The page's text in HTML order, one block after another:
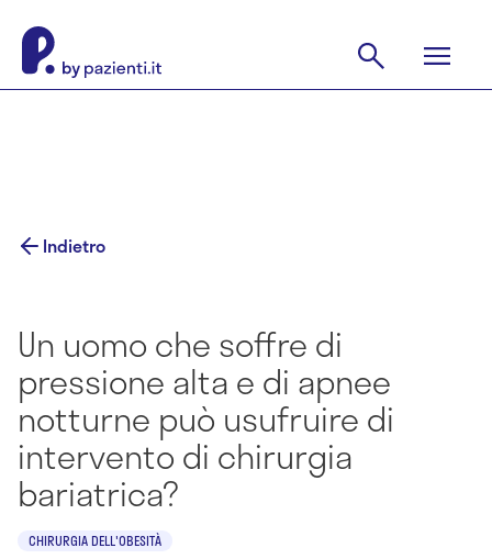
Indietro
Un uomo che soffre di
pressione alta e di apnee
notturne può usufruire di
intervento di chirurgia
bariatrica?
CHIRURGIA DELL'OBESITÀ